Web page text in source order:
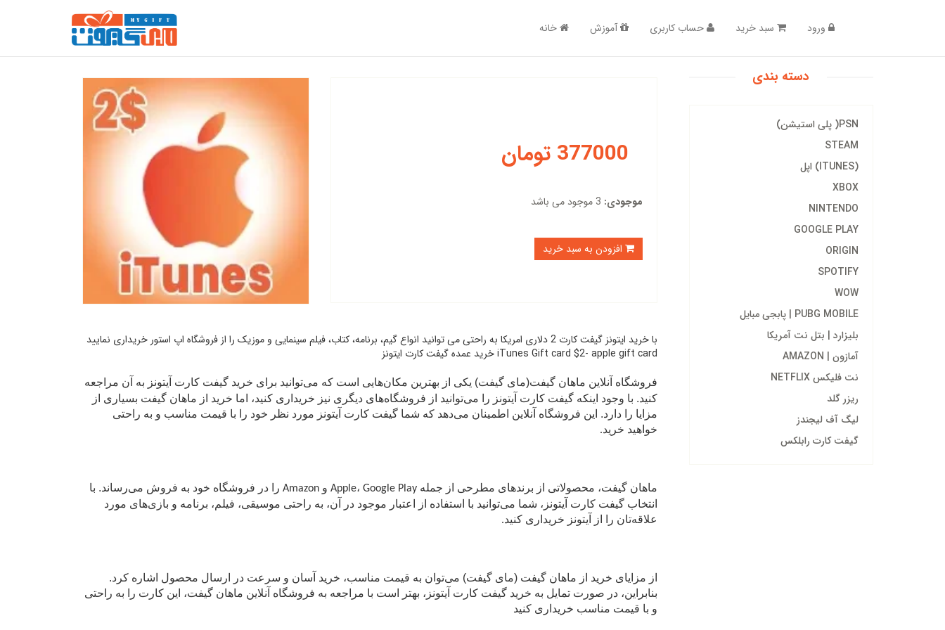
خانه آموزش حساب کاربری سبد خرید ورود
دسته بندی
PSN( پلی استیشن)
STEAM
(ITUNES) اپل
XBOX
NINTENDO
GOOGLE PLAY
ORIGIN
SPOTIFY
WOW
PUBG MOBILE | پابجی مبایل
بلیزارد | بتل نت آمریکا
آمازون | AMAZON
نت فلیکس NETFLIX
ریزر گلد
لیگ آف لیجندز
گیفت کارت رابلکس
377000 تومان
موجودی:
افزودن به سبد خرید
با خرید ایتونز گیفت کارت 2 دلاری امریکا به راحتی می توانید انواع گیم، برنامه، کتاب، فیلم سینمایی و موزیک را از فروشگاه اپ استور خریداری نمایید
iTunes Gift card $2- apple gift card خرید عمده گیفت کارت ایتونز
فروشگاه آنلاین ماهان گیفت(مای گیفت) یکی از بهترین مکان‌هایی است که می‌توانید برای خرید گیفت کارت آیتونز به آن مراجعه
کنید. با وجود اینکه گیفت کارت آیتونز را می‌توانید از فروشگاه‌های دیگری نیز خریداری کنید، اما خرید از ماهان گیفت بسیاری از
مزایا را دارد. این فروشگاه آنلاین اطمینان می‌دهد که شما گیفت کارت آیتونز مورد نظر خود را با قیمت مناسب و به راحتی
خواهید خرید.
ماهان گیفت، محصولاتی از برندهای مطرحی از جمله Apple ، Google Play و Amazon
را در فروشگاه خود به فروش می‌رساند. با
انتخاب گیفت کارت آیتونز، شما می‌توانید با استفاده از اعتبار موجود در آن، به راحتی موسیقی، فیلم، برنامه و بازی‌های مورد
علاقه‌تان را از آیتونز خریداری کنید.
از مزایای خرید از ماهان گیفت (مای گیفت) می‌توان به قیمت مناسب، خرید آسان و سرعت در ارسال محصول اشاره کرد.
بنابراین، در صورت تمایل به خرید گیفت کارت آیتونز، بهتر است با مراجعه به فروشگاه آنلاین ماهان گیفت، این کارت را به راحتی
و با قیمت مناسب خریداری کنید